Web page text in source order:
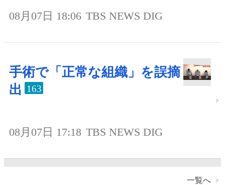
08月07日 18:06 TBS NEWS DIG
手術で「正常な組織」を誤摘
出
163
08月07日 17:18 TBS NEWS DIG
一覧へ